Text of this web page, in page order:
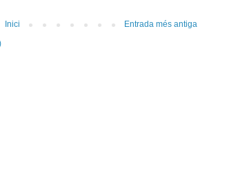
Entrada més antiga
Inici